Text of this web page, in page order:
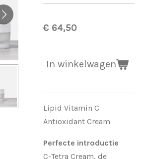
€ 64,50
In winkelwagen
Lipid Vitamin C
Antioxidant Cream
Perfecte introductie
C-Tetra Cream, de